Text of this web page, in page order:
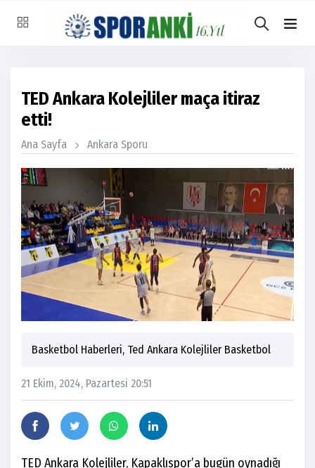
TED Ankara Kolejliler maça itiraz
etti!
Ana Sayfa Ankara Sporu
Basketbol Haberleri, Ted Ankara Kolejliler Basketbol
21 Ekim, 2024, Pazartesi 20:51
TED Ankara Kolejliler, Kapaklıspor’a bugün oynadığı